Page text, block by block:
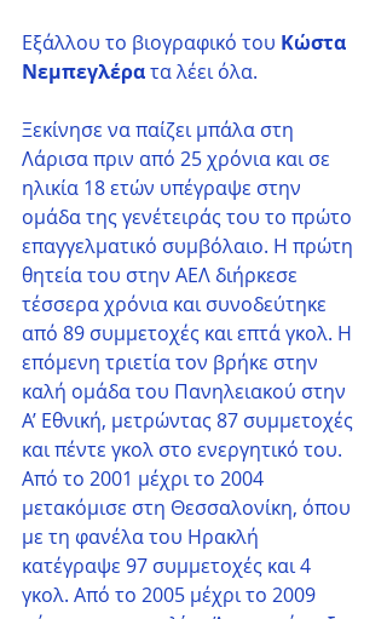
Εξάλλου το βιογραφικό του Κώστα
Νεμπεγλέρα τα λέει όλα.
Ξεκίνησε να παίζει μπάλα στη
Λάρισα πριν από 25 χρόνια και σε
ηλικία 18 ετών υπέγραψε στην
ομάδα της γενέτειράς του το πρώτο
επαγγελματικό συμβόλαιο. Η πρώτη
θητεία του στην ΑΕΛ διήρκεσε
τέσσερα χρόνια και συνοδεύτηκε
από 89 συμμετοχές και επτά γκολ. Η
επόμενη τριετία τον βρήκε στην
καλή ομάδα του Πανηλειακού στην
Α’ Εθνική, μετρώντας 87 συμμετοχές
και πέντε γκολ στο ενεργητικό του.
Από το 2001 μέχρι το 2004
μετακόμισε στη Θεσσαλονίκη, όπου
με τη φανέλα του Ηρακλή
κατέγραψε 97 συμμετοχές και 4
γκολ. Από το 2005 μέχρι το 2009